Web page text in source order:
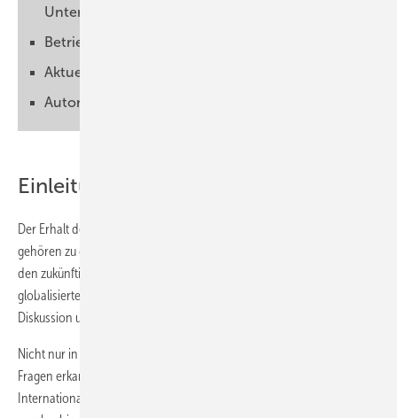
Unternehmensführung
Betriebliches Eingliederungsmanagement (BEM)
Aktuelle Herausforderungen
Autorin
Einleitung
Der Erhalt der Arbeitsfähigkeit und die Gesundheit der Mitarbeiter
gehören zu den wichtigsten Fragen der Arbeitswelt von morgen. Wie
den zukünftigen Anforderungen des Arbeitslebens in einer
globalisierten Welt standgehalten werden kann, spielt bei der
Diskussion um „Arbeit 4.0“ eine herausragende Rolle.
Nicht nur in Deutschland, auch im Ausland wurde die Relevanz dieser
Fragen erkannt. Bereits 2013 wurde in Genf die Leitlinie der
Internationalen Vereinigung für Soziale Sicherheit (IVSS)